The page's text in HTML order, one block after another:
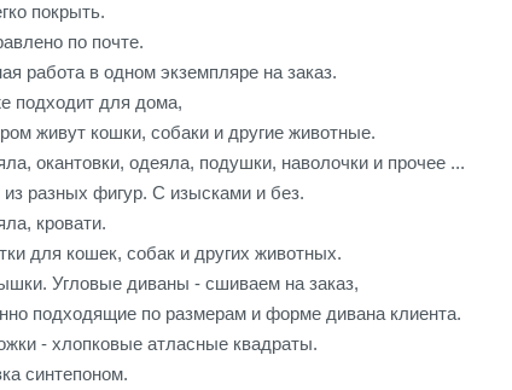
покрыть.
по почте.
работа в одном экземпляре на заказ.
подходит для дома,
живут кошки, собаки и другие животные.
окантовки, одеяла, подушки, наволочки и прочее ...
из разных фигур. С изысками и без.
кровати.
для кошек, собак и других животных.
Угловые диваны - сшиваем на заказ,
подходящие по размерам и форме дивана клиента.
- хлопковые атласные квадраты.
синтепоном.